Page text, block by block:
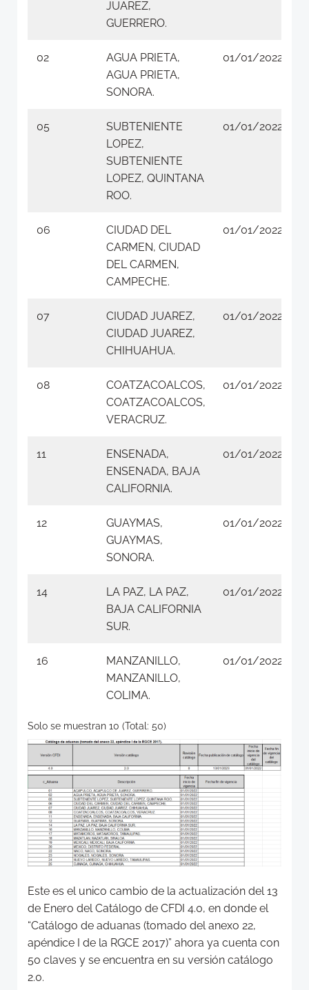
JUAREZ,
GUERRERO.
02
AGUA PRIETA,
AGUA PRIETA,
SONORA.
01/01/2022
05
SUBTENIENTE
LOPEZ,
SUBTENIENTE
LOPEZ, QUINTANA
ROO.
01/01/2022
06
CIUDAD DEL
CARMEN, CIUDAD
DEL CARMEN,
CAMPECHE.
01/01/2022
07
CIUDAD JUAREZ,
CIUDAD JUAREZ,
CHIHUAHUA.
01/01/2022
08
COATZACOALCOS,
COATZACOALCOS,
VERACRUZ.
01/01/2022
11
ENSENADA,
ENSENADA, BAJA
CALIFORNIA.
01/01/2022
12
GUAYMAS,
GUAYMAS,
SONORA.
01/01/2022
14
LA PAZ, LA PAZ,
BAJA CALIFORNIA
SUR.
01/01/2022
16
MANZANILLO,
MANZANILLO,
COLIMA.
01/01/2022
Solo se muestran 10 (Total: 50)
Este es el unico cambio de la actualización del 13
de Enero del Catálogo de CFDI 4.0, en donde el
“Catálogo de aduanas (tomado del anexo 22,
apéndice I de la RGCE 2017)” ahora ya cuenta con
50 claves y se encuentra en su versión catálogo
2.0.